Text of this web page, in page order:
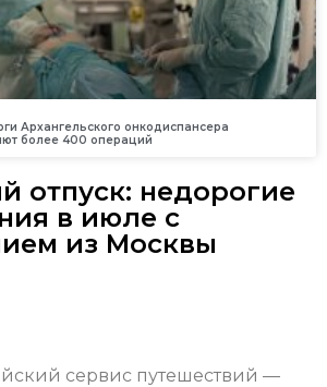
Архангельского онкодиспансера
более 400 операций
отпуск: недорогие
в июле с
из Москвы
сервис путешествий —